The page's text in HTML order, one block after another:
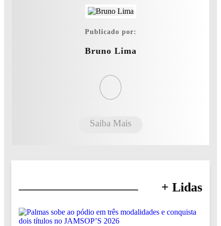
Publicado por:
Bruno Lima
Saiba Mais
+ Lidas